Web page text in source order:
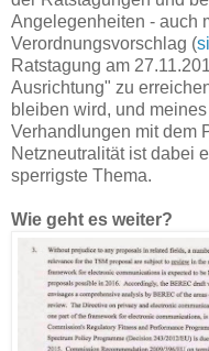
Angelegenheiten - auch
Verordnungsvorschlag (
Ratstagung am
Ausrichtung" zu
bleiben wird, und
Verhandlungen mit dem
Netzneutralität ist dabei
sperrigste Thema.
Wie geht es weiter?